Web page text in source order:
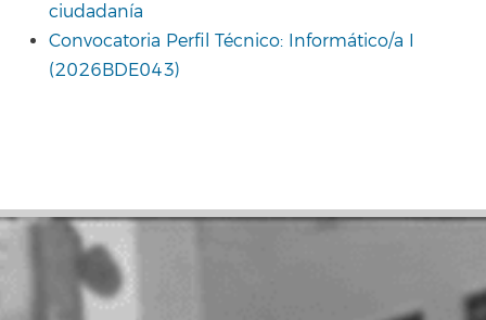
ciudadanía
Convocatoria Perfil Técnico: Informático/a I
(2026BDE043)